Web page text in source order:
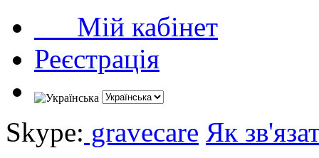
Мій кабінет
Реєстрація
Skype: gravecare Як